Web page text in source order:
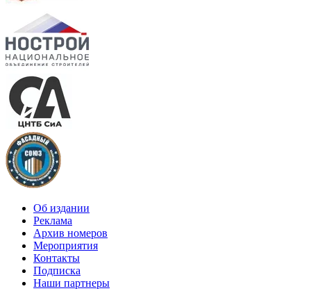
Об издании
Реклама
Архив номеров
Мероприятия
Контакты
Подписка
Наши партнеры